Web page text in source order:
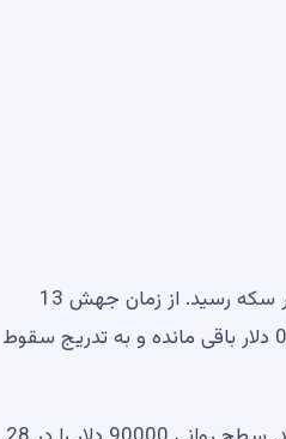
در روز گذشته، ارز دیجیتال پیشرو SHIB با کاهش 4.57 درصدی به 0.00000579 دلار به ازای هر سکه رسید. از زمان جهش 13
درصدی جمعه هفته گذشته، شیبا اینو به صورت جانبی معامله می شود، در محدوده 0.000006 دلار باقی مانده و به تدریج سقوط